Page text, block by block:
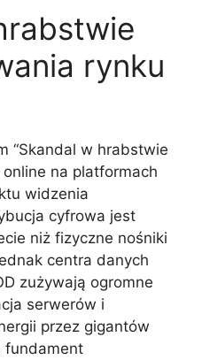
rynku
“Skandal w hrabstwie
online na platformach
widzenia
cyfrowa jest
niż fizyczne nośniki
centra danych
zużywają ogromne
serwerów i
przez gigantów
fundament